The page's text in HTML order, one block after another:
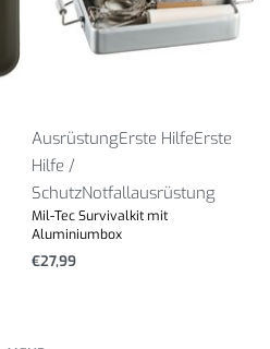
AusrüstungErste HilfeErste
Hilfe /
SchutzNotfallausrüstung
Mil-Tec Survivalkit mit
Aluminiumbox
€27,99